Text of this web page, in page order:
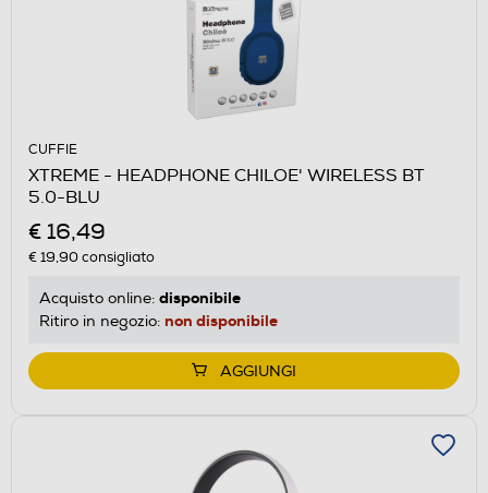
CUFFIE
XTREME - HEADPHONE CHILOE' WIRELESS BT
5.0-BLU
€ 16,49
€ 19,90consigliato
Acquisto online: disponibile
Ritiro in negozio: non disponibile
AGGIUNGI